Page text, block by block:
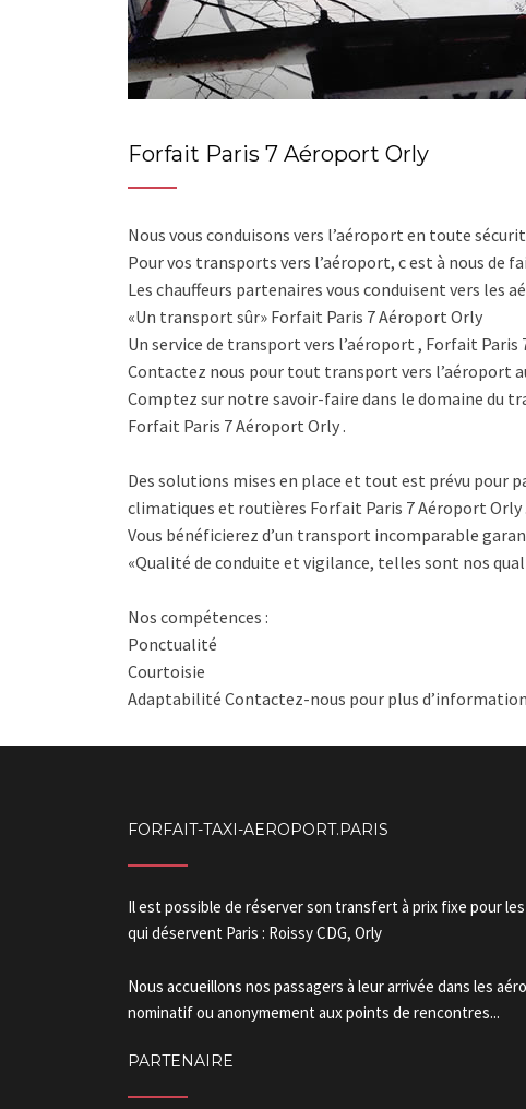
Forfait Paris 7 Aéroport Orly
Nous vous conduisons vers l’aéroport en toute
Pour vos transports vers l’aéroport, c est à nous de
Les chauffeurs partenaires vous conduisent vers les
«Un transport sûr» Forfait Paris 7 Aéroport Orly
Un service de transport vers l’aéroport , Forfait
Contactez nous pour tout transport vers l’aéroport
Comptez sur notre savoir-faire dans le domaine du
Forfait Paris 7 Aéroport Orly .
Des solutions mises en place et tout est prévu pour
climatiques et routières Forfait Paris 7 Aéroport Orly .
Vous bénéficierez d’un transport incomparable
«Qualité de conduite et vigilance, telles sont nos
Nos compétences :
Ponctualité
Courtoisie
Adaptabilité Contactez-nous pour plus
FORFAIT-TAXI-AEROPORT.PARIS
Il est possible de réserver son transfert à prix fixe pour
qui déservent Paris : Roissy CDG, Orly
Nous accueillons nos passagers à leur arrivée dans les
nominatif ou anonymement aux points de rencontres...
PARTENAIRE